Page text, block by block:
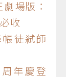
場版：
收
徒弒師
年慶登